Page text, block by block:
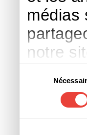
médias
notre
ont
consentement